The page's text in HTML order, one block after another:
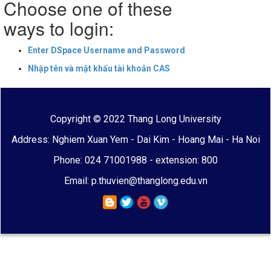
Choose one of these
ways to login:
Enter DSpace Username and Password
Nhập tên và mật khẩu tài khoản CAS
Copyright © 2022 Thang Long University
Address: Nghiem Xuan Yem - Dai Kim - Hoang Mai - Ha Noi
Phone: 024 71001988 - extension: 800
Email: p.thuvien@thanglong.edu.vn